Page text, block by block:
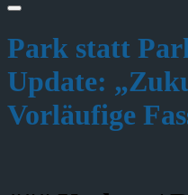
Park statt
Update:
Vorläufige